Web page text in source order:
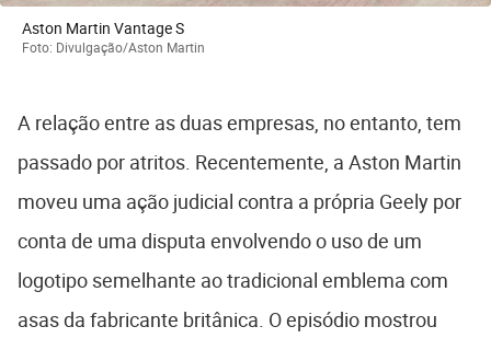
Aston Martin Vantage S
Foto: Divulgação/Aston Martin
A relação entre as duas empresas, no entanto, tem
passado por atritos. Recentemente, a Aston Martin
moveu uma ação judicial contra a própria Geely por
conta de uma disputa envolvendo o uso de um
logotipo semelhante ao tradicional emblema com
asas da fabricante britânica. O episódio mostrou